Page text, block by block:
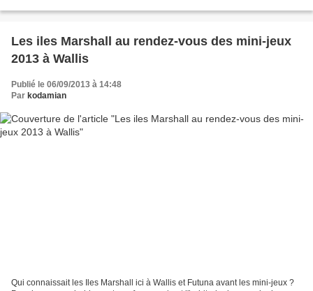
Les iles Marshall au rendez-vous des mini-jeux
2013 à Wallis
Publié le 06/09/2013 à 14:48
Par kodamian
Qui connaissait les Iles Marshall ici à Wallis et Futuna avant les mini-jeux ?